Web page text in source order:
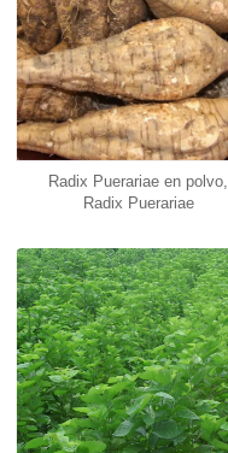
Radix Puerariae en polvo,
Radix Puerariae